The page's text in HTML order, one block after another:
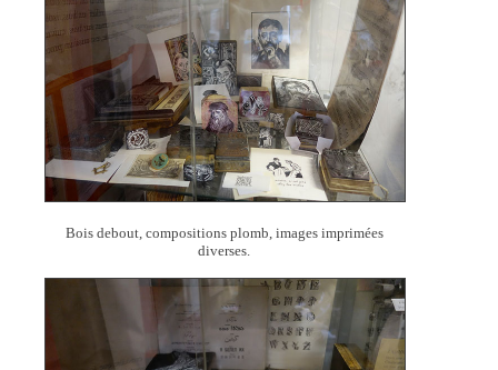
Bois debout, compositions plomb, images imprimées
diverses.